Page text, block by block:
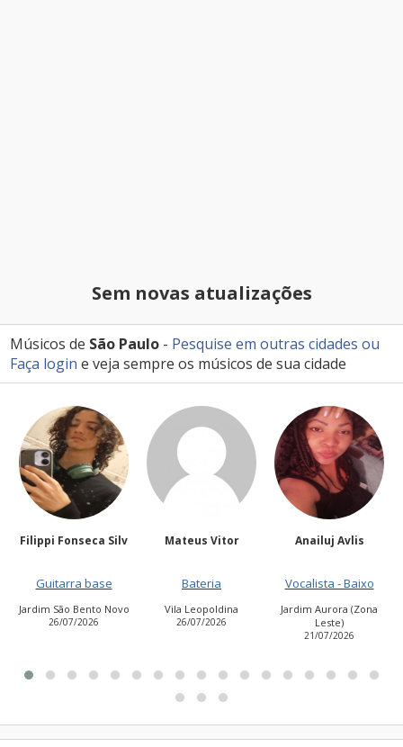
Sem novas atualizações
Músicos de São Paulo - Pesquise em outras cidades ou
Faça login e veja sempre os músicos de sua cidade
Mateus Vitor
Bateria
Vila Leopoldina
26/07/2026
Anailuj Avlis
Vocalista - Baixo
Jardim Aurora (Zona
Leste)
Kakocampos
Guitarra base
Jardim das Flores
23/07/2026